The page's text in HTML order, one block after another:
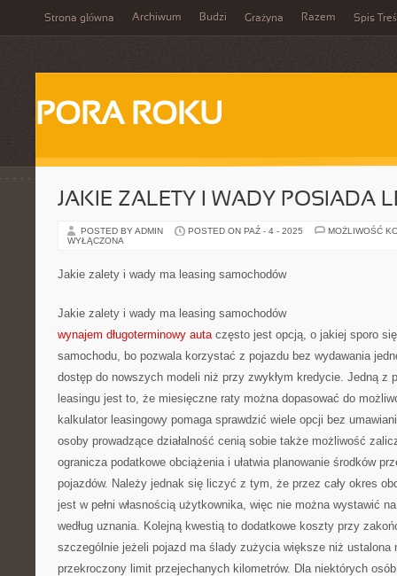
Strona główna Archiwum Budzi Grażyna Razem Spis
PORA ROKU
JAKIE ZALETY I WADY POSIADA
POSTED BY ADMIN POSTED ON PAŹ - 4 - 2025
MOŻLIWOŚĆ
WYŁĄCZONA
Jakie zalety i wady ma leasing samochodów
Jakie zalety i wady ma leasing samochodów
wynajem długoterminowy autaczęsto jest opcją, o jakiej sporo
samochodu, bo pozwala korzystać z pojazdu bez wydawania
dostęp do nowszych modeli niż przy zwykłym kredycie. Jedną z
leasingu jest to, że miesięczne raty można dopasować do
kalkulator leasingowy pomaga sprawdzić wiele opcji bez
osoby prowadzące działalność cenią sobie także możliwość
ogranicza podatkowe obciążenia i ułatwia planowanie środków
pojazdów. Należy jednak się liczyć z tym, że przez cały okres
jest w pełni własnością użytkownika, więc nie można wystawić
według uznania. Kolejną kwestią to dodatkowe koszty przy
szczególnie jeżeli pojazd ma ślady zużycia większe niż ustalona
przekroczony limit przejechanych kilometrów. Dla niektórych